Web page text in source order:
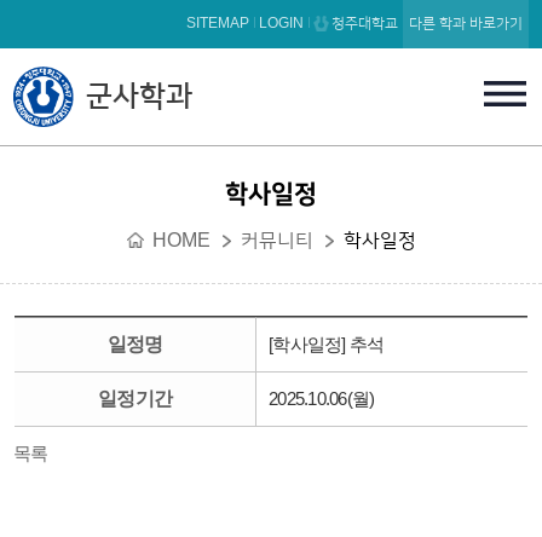
본문 바로가기
군사학과
SITEMAP LOGIN 청주대학교 다른 학과 바로가기
학사일정
HOME 커뮤니티 학사일정
일정명 [학사일정] 추석
일정기간 2025.10.06(월)
목록